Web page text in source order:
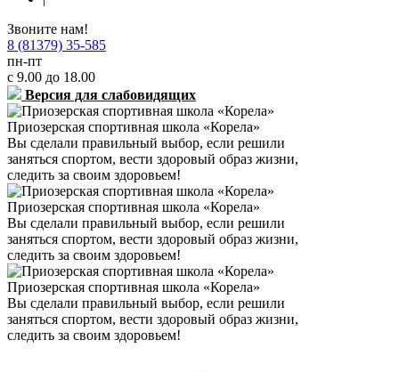
Звоните нам!
8 (81379) 35-585
пн-пт
с 9.00 до 18.00
Версия для слабовидящих
Приозерская спортивная школа «Корела»
Вы сделали правильный выбор, если решили
заняться спортом, вести здоровый образ жизни,
следить за своим здоровьем!
Приозерская спортивная школа «Корела»
Вы сделали правильный выбор, если решили
заняться спортом, вести здоровый образ жизни,
следить за своим здоровьем!
Приозерская спортивная школа «Корела»
Вы сделали правильный выбор, если решили
заняться спортом, вести здоровый образ жизни,
следить за своим здоровьем!